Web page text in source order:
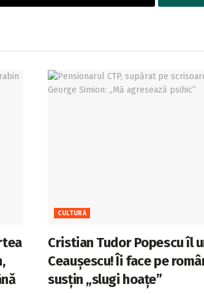
CULTURĂ
Cristian Tudor Popescu îl
Ceaușescu! Îi face pe
susțin „slugi hoațe”